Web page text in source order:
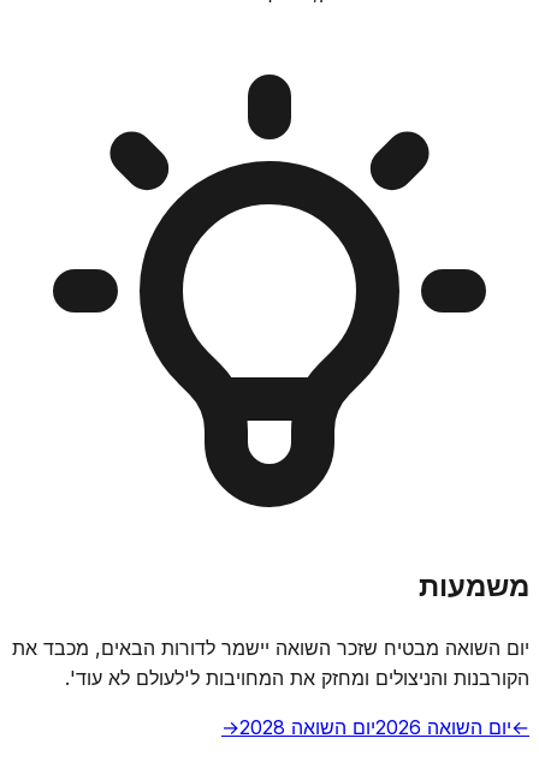
משמעות
יום השואה מבטיח שזכר השואה יישמר לדורות הבאים, מכבד את
הקורבנות והניצולים ומחזק את המחויבות ל'לעולם לא עוד'.
←יום השואה 2026 יום השואה 2028 →